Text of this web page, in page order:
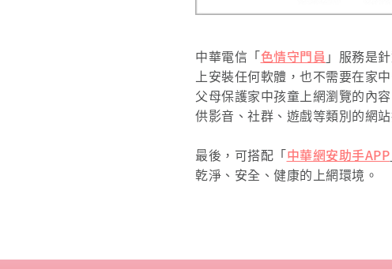
中華電信「色情守門員 」服務是
上安裝任何軟體，也不需要在家
父母保護家中孩童上網瀏覽的內
供影音、社群、遊戲等類別的網
最後，可搭配「中華網安助手APP
乾淨、安全、健康的上網環境。